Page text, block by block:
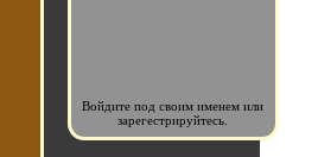
Войдите под своим именем или
зарегестрируйтесь.